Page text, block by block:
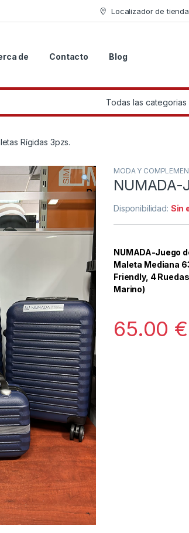
Localizador de
de Contacto Blog
Rígidas 3pzs.
MODA Y
Disponibilidad: Sin
NUMADA-Juego
Maleta Mediana
Friendly, 4
Marino)
65.00 €